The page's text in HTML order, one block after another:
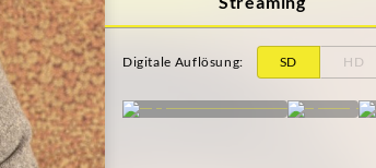
Digitale Auflösung: SD HD